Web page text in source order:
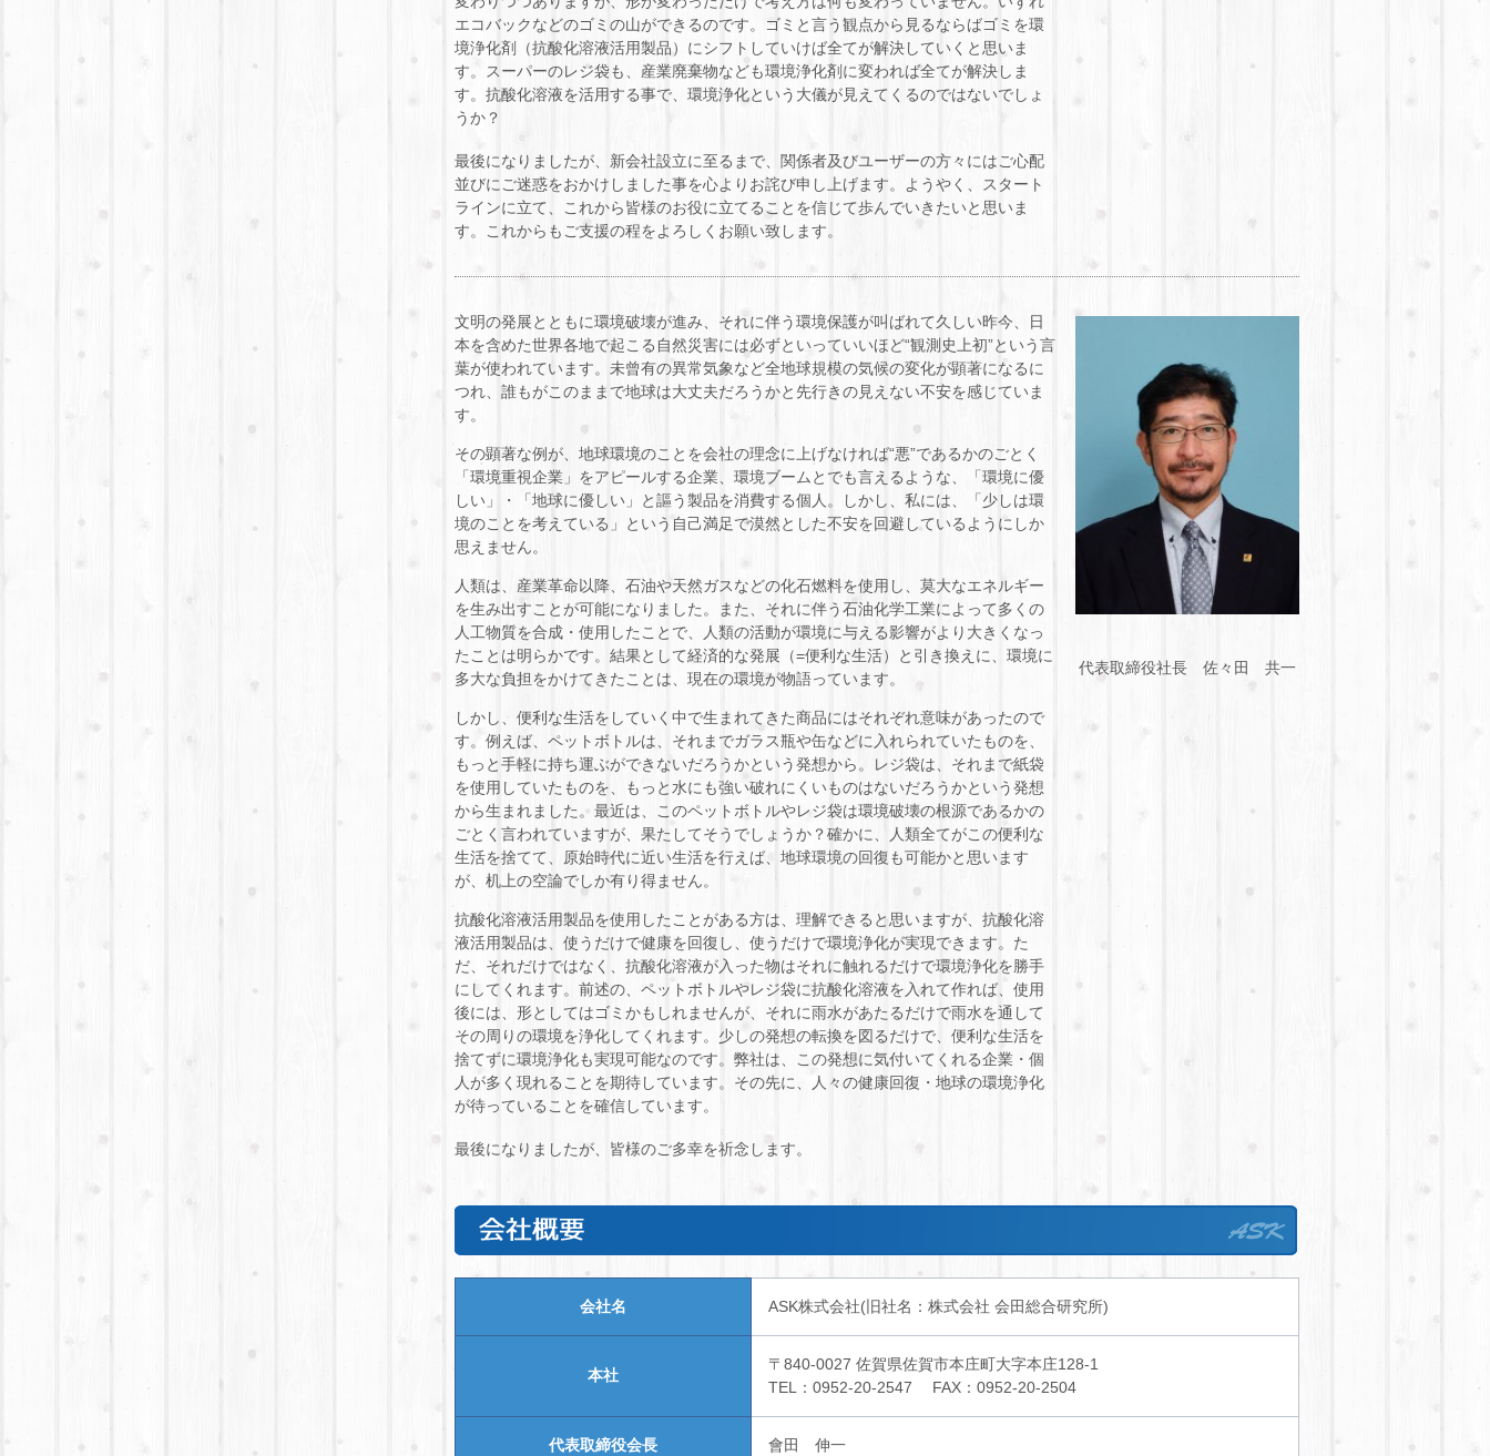
エコバックなどのゴミの山ができるのです。ゴミと言う観点から見るならばゴミを環
境浄化剤（抗酸化溶液活用製品）にシフトしていけば全てが解決していくと思いま
す。スーパーのレジ袋も、産業廃棄物なども環境浄化剤に変われば全てが解決しま
す。抗酸化溶液を活用する事で、環境浄化という大儀が見えてくるのではないでしょ
うか？
最後になりましたが、新会社設立に至るまで、関係者及びユーザーの方々にはご心配
並びにご迷惑をおかけしました事を心よりお詫び申し上げます。ようやく、スタート
ラインに立て、これから皆様のお役に立てることを信じて歩んでいきたいと思いま
す。これからもご支援の程をよろしくお願い致します。
文明の発展とともに環境破壊が進み、それに伴う環境保護が叫ばれて久しい昨今、日
本を含めた世界各地で起こる自然災害には必ずといっていいほど“観測史上初”という言
葉が使われています。未曾有の異常気象など全地球規模の気候の変化が顕著になるに
つれ、誰もがこのままで地球は大丈夫だろうかと先行きの見えない不安を感じていま
す。
その顕著な例が、地球環境のことを会社の理念に上げなければ“悪”であるかのごとく
「環境重視企業」をアピールする企業、環境ブームとでも言えるような、「環境に優
しい」・「地球に優しい」と謳う製品を消費する個人。しかし、私には、「少しは環
境のことを考えている」という自己満足で漠然とした不安を回避しているようにしか
思えません。
人類は、産業革命以降、石油や天然ガスなどの化石燃料を使用し、莫大なエネルギー
を生み出すことが可能になりました。また、それに伴う石油化学工業によって多くの
人工物質を合成・使用したことで、人類の活動が環境に与える影響がより大きくなっ
たことは明らかです。結果として経済的な発展（=便利な生活）と引き換えに、環境に
多大な負担をかけてきたことは、現在の環境が物語っています。
しかし、便利な生活をしていく中で生まれてきた商品にはそれぞれ意味があったので
す。例えば、ペットボトルは、それまでガラス瓶や缶などに入れられていたものを、
もっと手軽に持ち運ぶができないだろうかという発想から。レジ袋は、それまで紙袋
を使用していたものを、もっと水にも強い破れにくいものはないだろうかという発想
から生まれました。最近は、このペットボトルやレジ袋は環境破壊の根源であるかの
ごとく言われていますが、果たしてそうでしょうか？確かに、人類全てがこの便利な
生活を捨てて、原始時代に近い生活を行えば、地球環境の回復も可能かと思います
が、机上の空論でしか有り得ません。
抗酸化溶液活用製品を使用したことがある方は、理解できると思いますが、抗酸化溶
液活用製品は、使うだけで健康を回復し、使うだけで環境浄化が実現できます。た
だ、それだけではなく、抗酸化溶液が入った物はそれに触れるだけで環境浄化を勝手
にしてくれます。前述の、ペットボトルやレジ袋に抗酸化溶液を入れて作れば、使用
後には、形としてはゴミかもしれませんが、それに雨水があたるだけで雨水を通して
その周りの環境を浄化してくれます。少しの発想の転換を図るだけで、便利な生活を
捨てずに環境浄化も実現可能なのです。弊社は、この発想に気付いてくれる企業・個
人が多く現れることを期待しています。その先に、人々の健康回復・地球の環境浄化
が待っていることを確信しています。
最後になりましたが、皆様のご多幸を祈念します。
代表取締役社長 佐々田 共一
会社名 ASK株式会社(旧社名：株式会社 会田総合研究所)
本社
〒840-0027 佐賀県佐賀市本庄町大字本庄128-1
TEL：0952-20-2547 FAX：0952-20-2504
代表取締役会長 會田 伸一